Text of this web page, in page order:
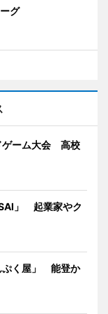
グ
ゲーム大会 高校
」 起業家やク
ぷく屋」 能登か